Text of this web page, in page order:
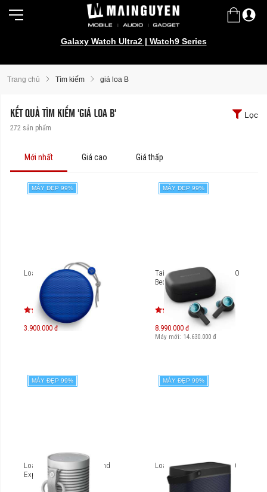
Galaxy Watch Ultra2 | Watch9 Series
Trang chủ Tìm kiếm giá loa B
KẾT QUẢ TÌM KIẾM 'GIÁ LOA B'
272 sản phẩm
Lọc
Mới nhất Giá cao Giá thấp
MÁY ĐẸP 99%
Loa B&O Beoplay A1
3.900.000 đ
MÁY ĐẸP 99%
Tai nghe True Wireless B&O
Beoplay EX
8.990.000 đ
Máy mới: 14.630.000 đ
MÁY ĐẸP 99%
Loa di động B&O Beosound
Explore
MÁY ĐẸP 99%
Loa di động B&O Beolit 20